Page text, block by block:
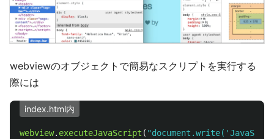
webviewのオブジェクトで簡易なスクリプトを実行する
際には
index.html内
webview. executeJavaScript ( "document.write('JavaScript